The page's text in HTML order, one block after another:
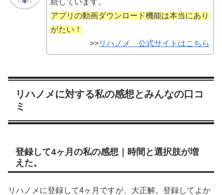
アプリの動画ダウンロード機能は本当にあり
がたい！
>>リハノメ 公式サイトはこちら
リハノメに対する私の感想とみんなの口コ
ミ
登録して4ヶ月の私の感想｜時間と選択肢が増
えた。
リハノメに登録して4ヶ月ですが、大正解。登録してよか